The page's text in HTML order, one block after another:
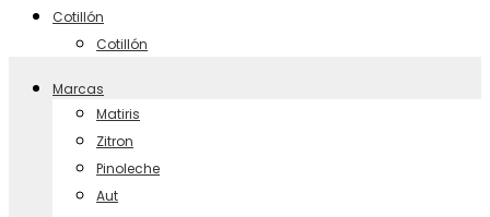
Cotillón
Cotillón
Marcas
Matiris
Zitron
Pinoleche
Aut